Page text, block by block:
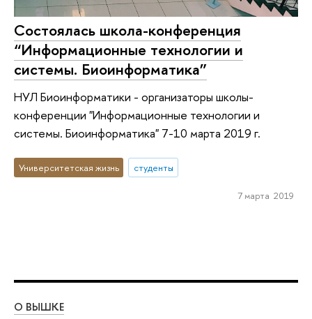
Состоялась школа-конференция
“Информационные технологии и
системы. Биоинформатика”
НУЛ Биоинформатики - организаторы школы-
конференции "Информационные технологии и
системы. Биоинформатика" 7-10 марта 2019 г.
Университетская жизнь студенты
7 марта 2019
О ВЫШКЕ